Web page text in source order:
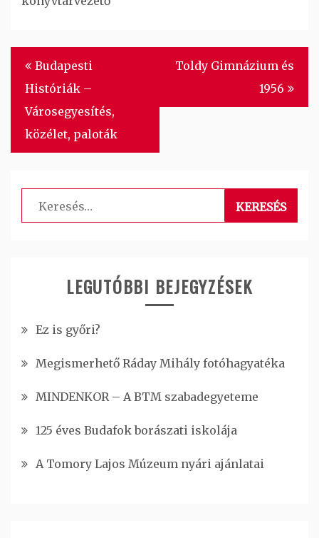
Bejegyzés
navigáció
Budapesti
Históriák –
Városegyesítés,
közélet, paloták
Toldy Gimnázium és
1956
Keresés:
LEGUTÓBBI BEJEGYZÉSEK
Ez is győri?
Megismerhető Ráday Mihály fotóhagyatéka
MINDENKOR – A BTM szabadegyeteme
125 éves Budafok borászati iskolája
A Tomory Lajos Múzeum nyári ajánlatai